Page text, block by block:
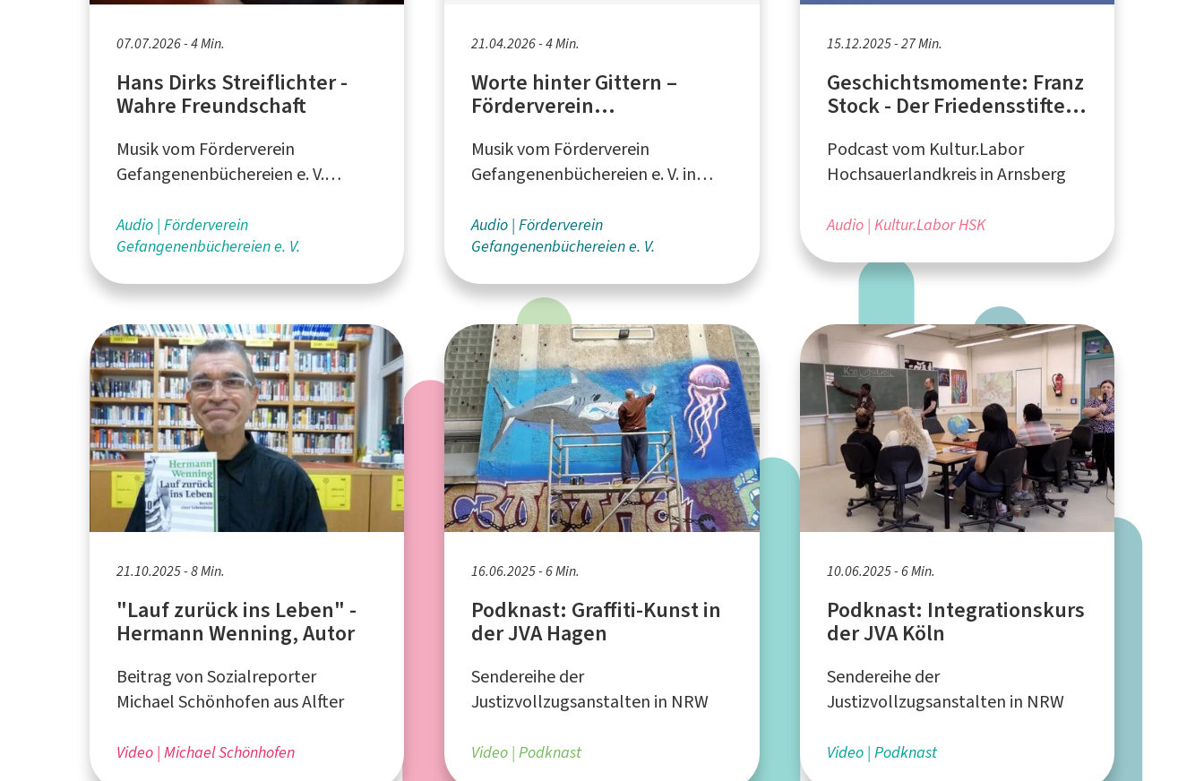
07.07.2026 - 4 Min.
Hans Dirks Streiflichter -
Wahre Freundschaft
Musik vom Förderverein
Gefangenenbüchereien e. V.
Hans Dirks
Audio Förderverein
Gefangenenbüchereien e. V.
21.04.2026 - 4 Min.
Worte hinter Gittern –
Förderverein
Musik vom Förderverein
Gefangenenbüchereien e. V. in
Unterstützung von Michael
Schönhofen und künstlicher
Audio Förderverein
Gefangenenbüchereien e. V.
15.12.2025 - 27 Min.
Geschichtsmomente: Franz
Stock - Der Friedensstifter
Podcast vom Kultur.Labor
Hochsauerlandkreis in Arnsberg
Audio Kultur.Labor HSK
21.10.2025 - 8 Min.
"Lauf zurück ins Leben" -
Hermann Wenning, Autor
Beitrag von Sozialreporter
Michael Schönhofen aus Alfter
Video Michael Schönhofen
16.06.2025 - 6 Min.
Podknast: Graffiti-Kunst in
der JVA Hagen
Sendereihe der
Justizvollzugsanstalten in NRW
Video Podknast
10.06.2025 - 6 Min.
Podknast: Integrationskurs
der JVA Köln
Sendereihe der
Justizvollzugsanstalten in NRW
Video Podknast